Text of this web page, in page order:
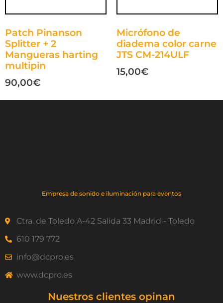
Patch Pinanson
Splitter + 2
Mangueras harting
multipin
90,00€
Micrófono de
diadema color carne
JTS CM-214ULF
15,00€
Empresa de sonido e iluminación para eventos
Ctra. de Toledo A-42 Salida 33 Madrid - Toledo
610 179 772
info@dcpro.es
www.dcpro.es
Nuestros clientes opinan